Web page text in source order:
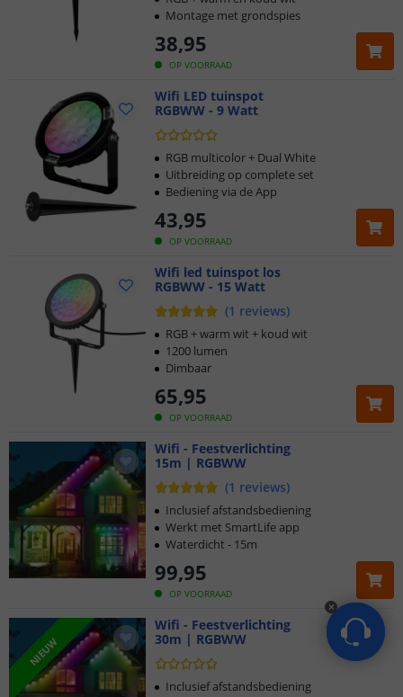
OP VOORRAAD
38,95
Montage met grondspies
Wifi LED tuinspot
RGBWW - 9 Watt
OP VOORRAAD
43,95
RGB multicolor + Dual White
Uitbreiding op complete set
Bediening via de App
Wifi led tuinspot los
RGBWW - 15 Watt
(1 reviews)
OP VOORRAAD
65,95
RGB + warm wit + koud wit
1200 lumen
Dimbaar
Wifi - Feestverlichting
15m | RGBWW
(1 reviews)
OP VOORRAAD
99,95
Inclusief afstandsbediening
Werkt met SmartLife app
Waterdicht - 15m
NIEUW
Wifi - Feestverlichting
30m | RGBWW
Inclusief afstandsbediening